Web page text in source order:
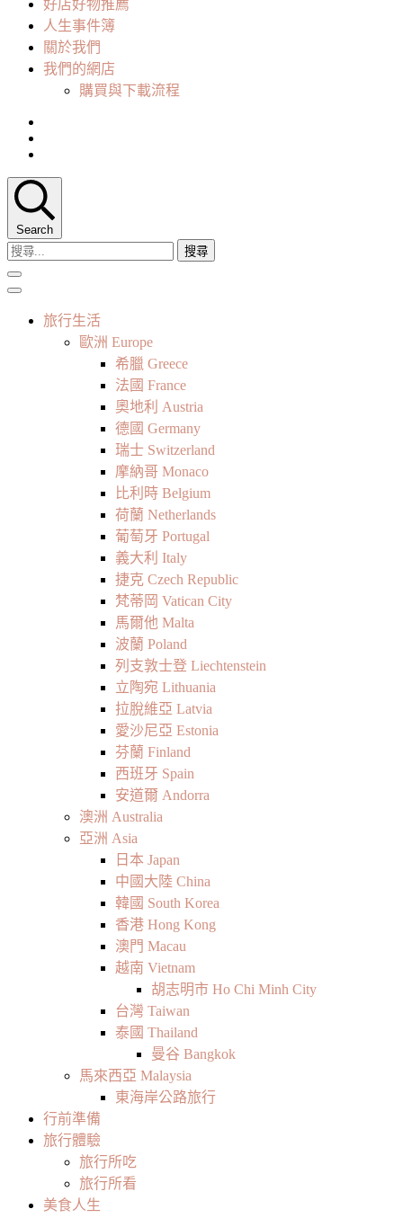
好店好物推薦
人生事件簿
關於我們
我們的網店
購買與下載流程
Search
搜
尋
關
旅行生活
歐洲 Europe
希臘 Greece
法國 France
奧地利 Austria
德國 Germany
瑞士 Switzerland
摩納哥 Monaco
比利時 Belgium
荷蘭 Netherlands
葡萄牙 Portugal
義大利 Italy
捷克 Czech Republic
梵蒂岡 Vatican City
馬爾他 Malta
波蘭 Poland
列支敦士登 Liechtenstein
立陶宛 Lithuania
拉脫維亞 Latvia
愛沙尼亞 Estonia
芬蘭 Finland
西班牙 Spain
安道爾 Andorra
澳洲 Australia
亞洲 Asia
日本 Japan
中國大陸 China
韓國 South Korea
香港 Hong Kong
澳門 Macau
越南 Vietnam
胡志明市 Ho Chi Minh City
台灣 Taiwan
泰國 Thailand
曼谷 Bangkok
馬來西亞 Malaysia
東海岸公路旅行
行前準備
旅行體驗
旅行所吃
旅行所看
美食人生